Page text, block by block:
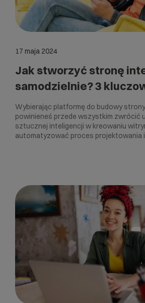
17 maja 2024
Jak stworzyć stronę
samodzielnie? 3
Wybierając platformę do budowy
powinieneś przede wszystkim zwrócić
sztucznej inteligencji w kreowaniu
automatyzować proces projektowania